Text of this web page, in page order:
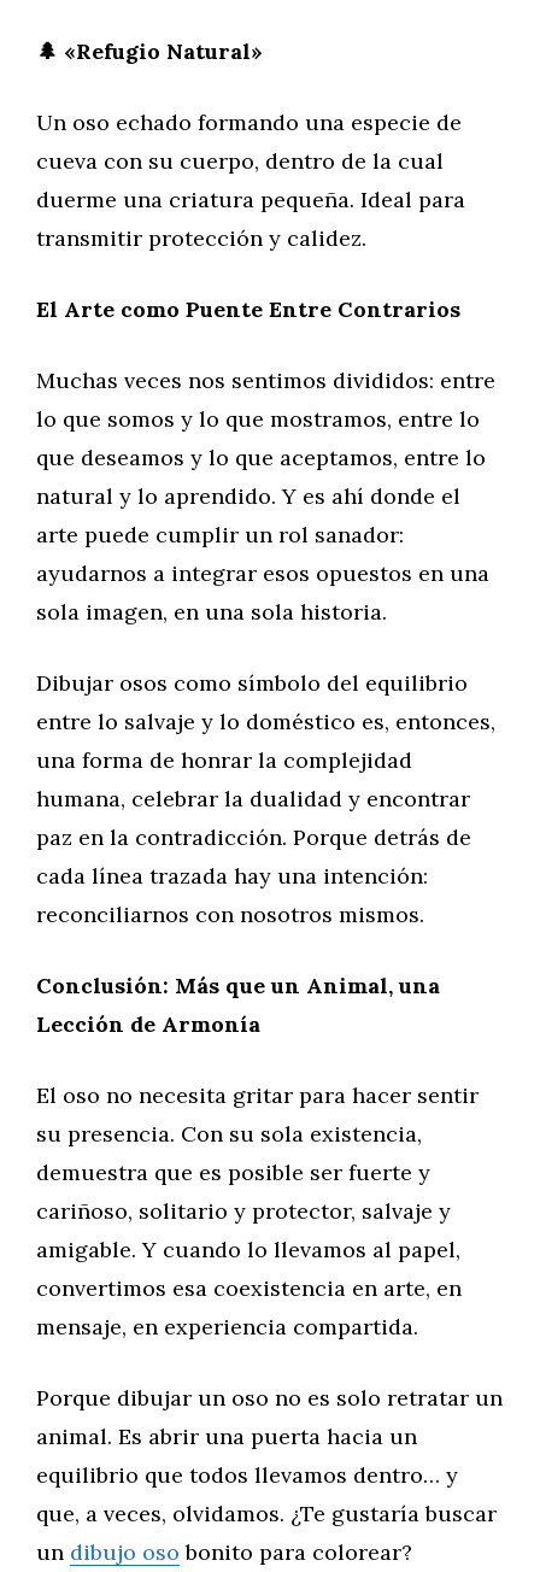
🌲 «Refugio Natural»
Un oso echado formando una especie de
cueva con su cuerpo, dentro de la cual
duerme una criatura pequeña. Ideal para
transmitir protección y calidez.
El Arte como Puente Entre Contrarios
Muchas veces nos sentimos divididos: entre
lo que somos y lo que mostramos, entre lo
que deseamos y lo que aceptamos, entre lo
natural y lo aprendido. Y es ahí donde el
arte puede cumplir un rol sanador:
ayudarnos a integrar esos opuestos en una
sola imagen, en una sola historia.
Dibujar osos como símbolo del equilibrio
entre lo salvaje y lo doméstico es, entonces,
una forma de honrar la complejidad
humana, celebrar la dualidad y encontrar
paz en la contradicción. Porque detrás de
cada línea trazada hay una intención:
reconciliarnos con nosotros mismos.
Conclusión: Más que un Animal, una
Lección de Armonía
El oso no necesita gritar para hacer sentir
su presencia. Con su sola existencia,
demuestra que es posible ser fuerte y
cariñoso, solitario y protector, salvaje y
amigable. Y cuando lo llevamos al papel,
convertimos esa coexistencia en arte, en
mensaje, en experiencia compartida.
Porque dibujar un oso no es solo retratar un
animal. Es abrir una puerta hacia un
equilibrio que todos llevamos dentro… y
que, a veces, olvidamos. ¿Te gustaría buscar
un dibujo oso bonito para colorear?